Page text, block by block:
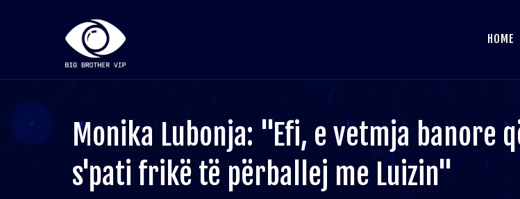
HOME
Monika Lubonja: "Efi, e vetmja banore
s'pati frikë të përballej me Luizin"